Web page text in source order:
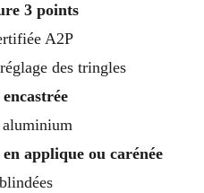
3 points
A2P
des tringles
aluminium
applique ou carénée